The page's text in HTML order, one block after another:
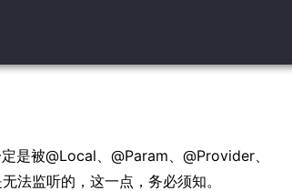
是被@Local、@Param、@Provider、
法监听的，这一点，务必须知。